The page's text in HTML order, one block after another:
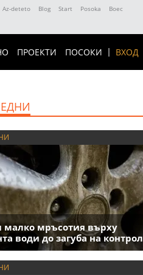
Az-deteto Blog Start Posoka
Boec
ВХОД
ПРОЕКТИ ПОСОКИ
малко мръсотия върху
води до загуба на контрол